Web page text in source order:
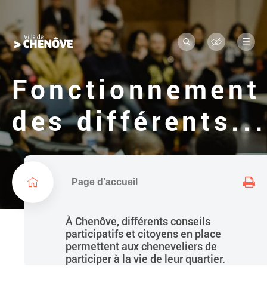
L
o
o
d
e
a
i
l
Navigation
principale
R
h
e
r
c
e
a
M
e
n
u
Fonctionnement
des différents...
Page d'accueil
À Chenôve, différents conseils
participatifs et citoyens en place
permettent aux cheneveliers de
participer à la vie de leur quartier.